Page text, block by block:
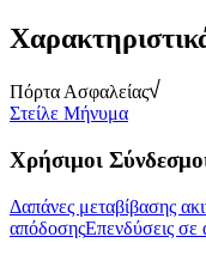
Πόρτα Ασφαλείας
Στείλε Μήνυμα
Χρήσιμοι
Δαπάνες μεταβίβασης
απόδοσηςΕπενδύσεις σε